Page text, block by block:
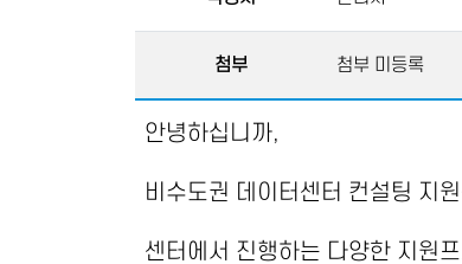
첨부 첨부 미등록
안녕하십니까,
비수도권 데이터센터 컨설팅 지원
센터에서 진행하는 다양한 지원